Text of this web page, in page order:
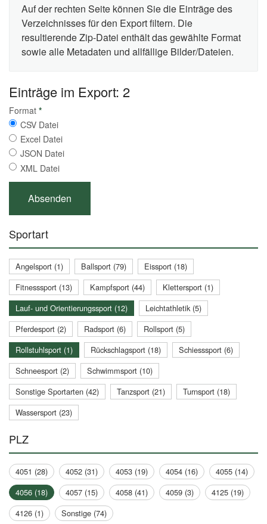
Auf der rechten Seite können Sie die Einträge des
Verzeichnisses für den Export filtern. Die
resultierende Zip-Datei enthält das gewählte Format
sowie alle Metadaten und allfällige Bilder/Dateien.
Einträge im Export: 2
Format *
CSV Datei
Excel Datei
JSON Datei
XML Datei
Sportart
Angelsport (1) Ballsport (79)
Eissport (18)
Fitnesssport (13)
Kampfsport (44)
Klettersport (1)
Lauf- und Orientierungssport (12)
Leichtathletik (5)
Pferdesport (2)
Radsport (6)
Rollsport (5)
Rollstuhlsport (1)
Rückschlagsport (18)
Schiesssport (6)
Schneesport (2)
Schwimmsport (10)
Sonstige Sportarten (42)
Tanzsport (21)
Turnsport (18)
Wassersport (23)
PLZ
4051 (28) 4052 (31) 4053 (19) 4054 (16)
4055 (14)
4056 (18)
4057 (15) 4058 (41) 4059 (3)
4125 (19)
4126 (1)
Sonstige (74)